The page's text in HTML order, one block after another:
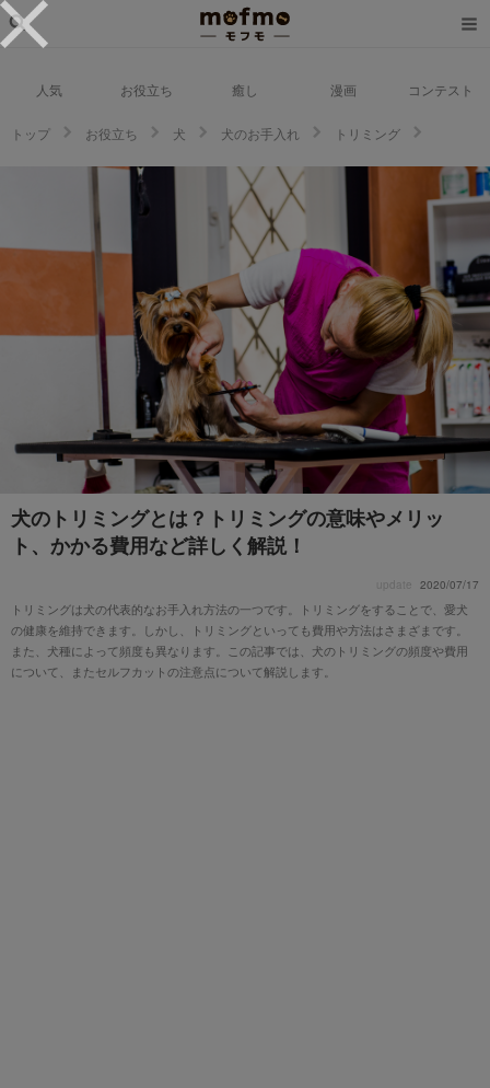
人気 お役立ち 癒し 漫画 コンテスト
トップ お役立ち 犬 犬のお手入れ
トリミング
犬のトリミングとは？トリミングの意味やメリッ
ト、かかる費用など詳しく解説！
update 2020/07/17
トリミングは犬の代表的なお手入れ方法の一つです。トリミングをすることで、愛犬
の健康を維持できます。しかし、トリミングといっても費用や方法はさまざまです。
また、犬種によって頻度も異なります。この記事では、犬のトリミングの頻度や費用
について、またセルフカットの注意点について解説します。